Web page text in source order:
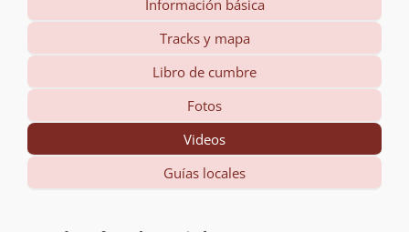
Información básica
Tracks y mapa
Libro de cumbre
Fotos
Videos
Guías locales